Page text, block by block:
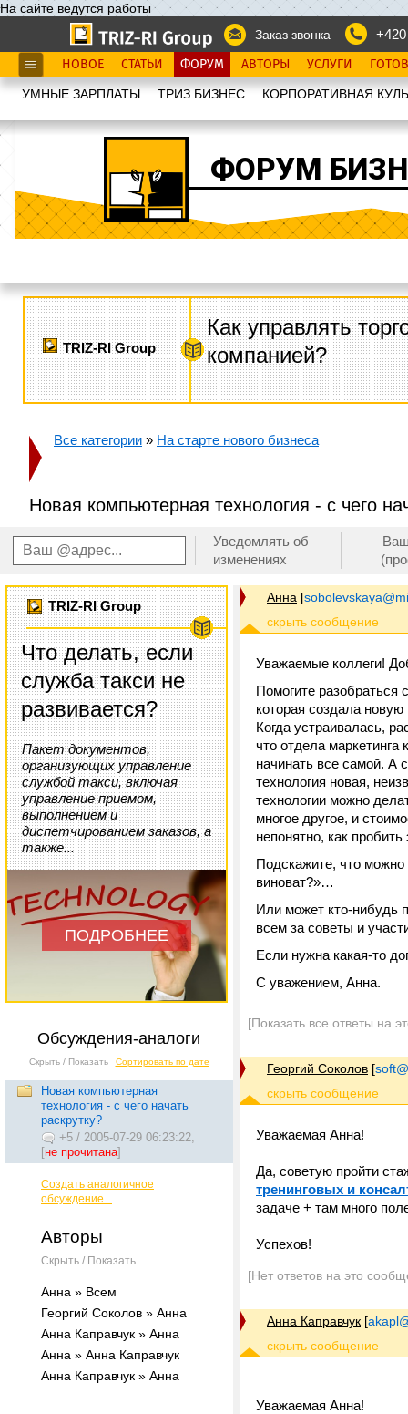
На сайте ведутся работы
Заказ звонка
НОВОЕ СТАТЬИ ФОРУМ АВТОРЫ УСЛУГИ
УМНЫЕ ЗАРПЛАТЫ ТРИЗ.БИЗНЕС КОРПОРАТИВНАЯ
ФОРУМ
TRIZ-RI Group
Как управлять
компанией?
Все категории » На старте нового бизнеса
Новая компьютерная технология - с чего
Уведомлять об
изменениях
TRIZ-RI Group
Что делать, если
служба такси не
развивается?
Пакет документов,
организующих управление
службой такси, включая
управление приемом,
выполнением и
диспетчированием заказов, а
также...
ПОДРОБНЕЕ
Обсуждения-аналоги
Скрыть / Показать Сортировать по дате
Новая компьютерная
технология - с чего начать
раскрутку?
+5 / 2005-07-29 06:23:22,
[не прочитана]
Создать аналогичное
обсуждение...
Авторы
Скрыть / Показать
Анна » Всем
Георгий Соколов » Анна
Анна Каправчук » Анна
Анна » Анна Каправчук
Анна Каправчук » Анна
Анна [
Уважаемые коллеги!
Помогите разобраться
которая создала
Когда устраивалась,
что отдела маркетинга
начинать все самой. А
технология новая,
технологии можно
многое другое, и
непонятно, как
Подскажите, что можно
виноват?»…
Или может кто-нибудь
всем за советы и
Если нужна какая-то
С уважением, Анна.
[Показать все ответы на
Георгий Соколов [
Уважаемая Анна!
Да, советую пройти
тренинговых и
задаче + там много
Успехов!
[Нет ответов на это
Анна Каправчук [
Уважаемая Анна!